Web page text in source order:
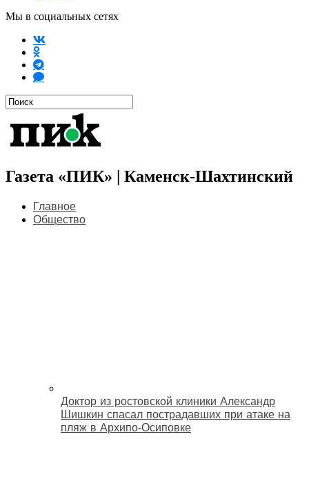
Мы в социальных сетях
Газета «ПИК» | Каменск-Шахтинский
Главное
Общество
Доктор из ростовской клиники Александр
Шишкин спасал пострадавших при атаке на
пляж в Архипо‑Осиповке